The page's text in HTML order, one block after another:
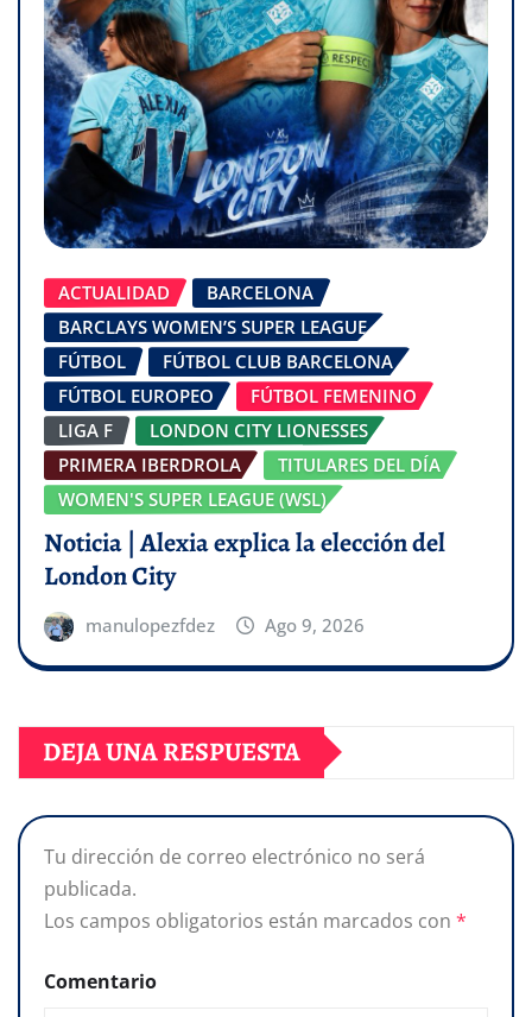
ACTUALIDAD
BARCELONA
BARCLAYS WOMEN’S SUPER LEAGUE
FÚTBOL
FÚTBOL CLUB BARCELONA
FÚTBOL EUROPEO
FÚTBOL FEMENINO
LIGA F
LONDON CITY LIONESSES
PRIMERA IBERDROLA
TITULARES DEL DÍA
WOMEN'S SUPER LEAGUE (WSL)
Noticia | Alexia explica la elección del
London City
manulopezfdez Ago 9, 2026
DEJA UNA RESPUESTA
Tu dirección de correo electrónico no será
publicada.
Los campos obligatorios están marcados con *
Comentario